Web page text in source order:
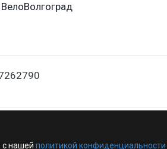
с нашей политикой конфиденциальности